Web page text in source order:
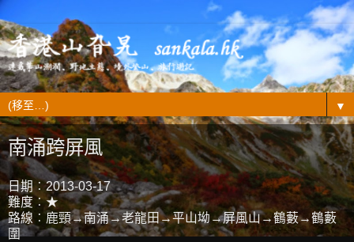
▼
南涌跨屏風
日期︰2013-03-17
難度︰★
路線︰鹿頸→南涌→老龍田→平山坳→屏風山→鶴藪→鶴藪
圍